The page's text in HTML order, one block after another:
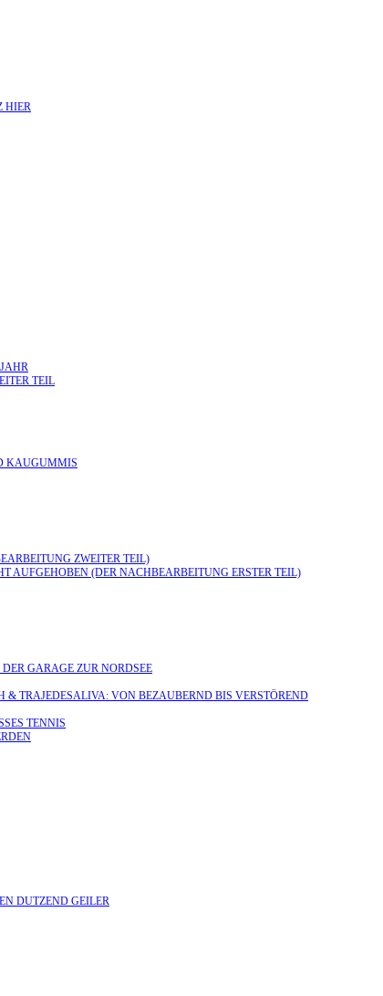
HIER
TEIL
KAUGUMMIS
ZWEITER TEIL)
AUFGEHOBEN (DER NACHBEARBEITUNG ERSTER TEIL)
GARAGE ZUR NORDSEE
TRAJEDESALIVA: VON BEZAUBERND BIS VERSTÖREND
TENNIS
DUTZEND GEILER